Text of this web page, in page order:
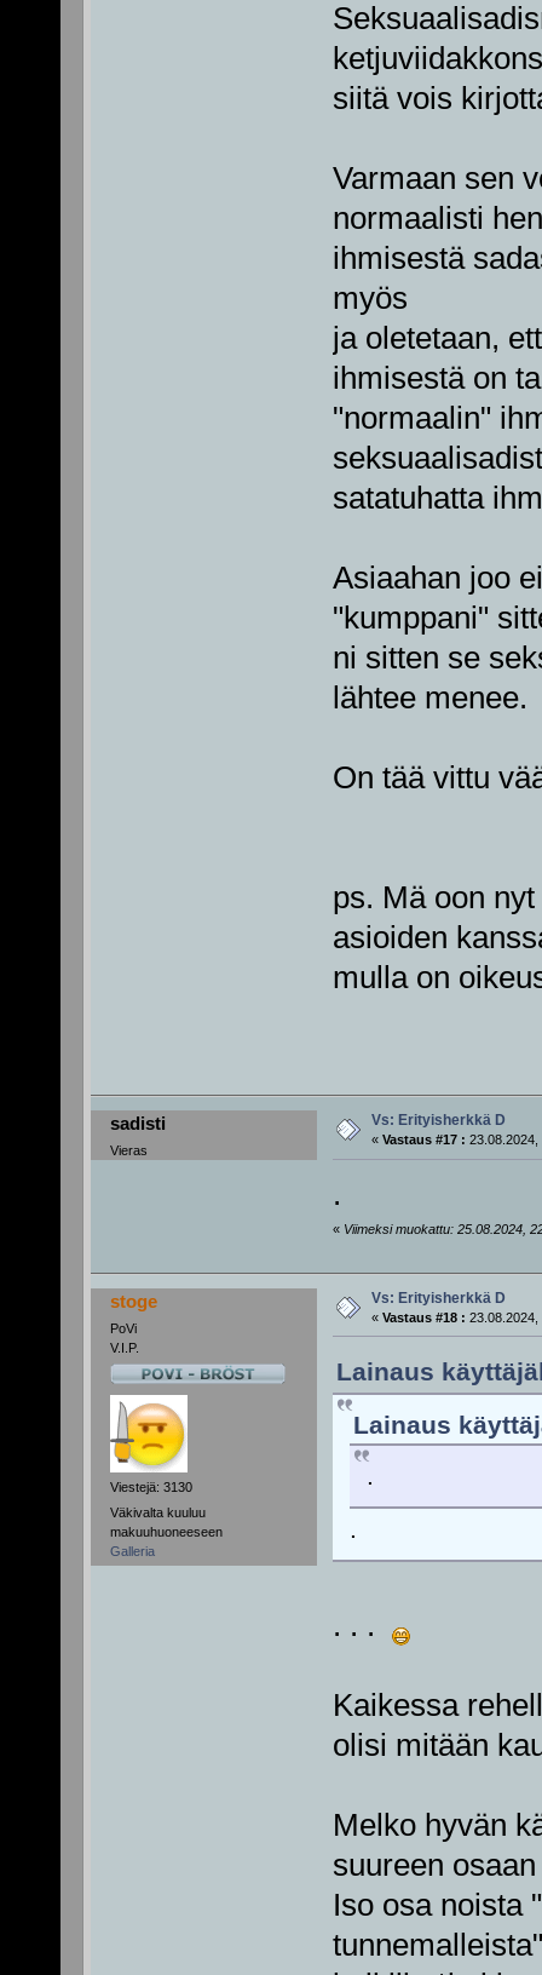
siitä vois
Varmaan sen
normaalisti
ihmisestä
myös
ja oletetaan,
ihmisestä on
"normaalin"
satatuhatta
Asiaahan joo
"kumppani"
ni sitten se
lähtee menee.
On tää vittu
ps. Mä oon
asioiden
mulla on
sadisti
Vieras
Vs: Erityisherkkä D
« Vastaus #17 : 23.08.2024,
.
« Viimeksi muokattu: 25.08.2024,
stoge
PoVi
V.I.P.
Viestejä: 3130
Väkivalta kuuluu
makuuhuoneeseen
Galleria
Vs: Erityisherkkä D
« Vastaus #18 : 23.08.2024,
Lainaus
Lainaus
.
.
. . .
Kaikessa
olisi mitään
Melko hyvän
suureen
Iso osa noista